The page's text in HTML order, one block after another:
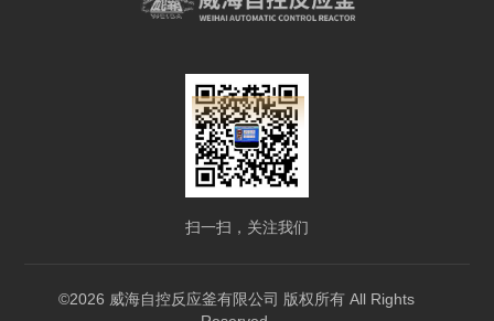
扫一扫，关注我们
©2026 威海自控反应釜有限公司 版权所有 All Rights